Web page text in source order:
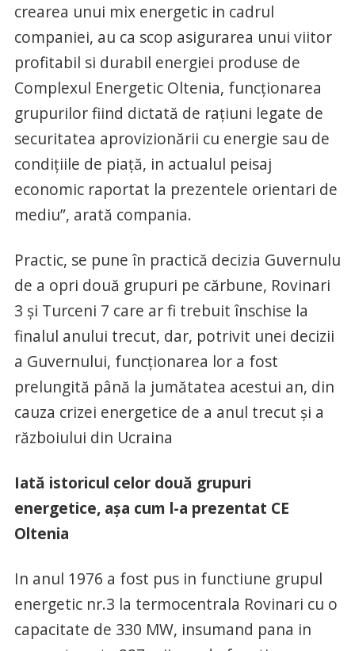
crearea unui mix energetic in cadrul
companiei, au ca scop asigurarea unui viitor
profitabil si durabil energiei produse de
Complexul Energetic Oltenia, funcționarea
grupurilor fiind dictată de rațiuni legate de
securitatea aprovizionării cu energie sau de
condițiile de piață, in actualul peisaj
economic raportat la prezentele orientari de
mediu”, arată compania.
Practic, se pune în practică decizia Guvernulu
de a opri două grupuri pe cărbune, Rovinari
3 și Turceni 7 care ar fi trebuit înschise la
finalul anului trecut, dar, potrivit unei decizii
a Guvernului, funcționarea lor a fost
prelungită până la jumătatea acestui an, din
cauza crizei energetice de a anul trecut și a
războiului din Ucraina
Iată istoricul celor două grupuri
energetice, așa cum l-a prezentat CE
Oltenia
In anul 1976 a fost pus in functiune grupul
energetic nr.3 la termocentrala Rovinari cu o
capacitate de 330 MW, insumand pana in